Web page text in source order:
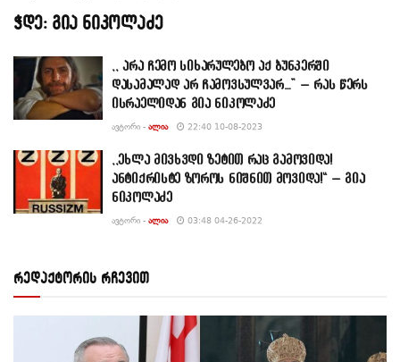
ჭდე: გია ნიკოლაძე
,, არა ჩემო სიხარულებო აქ ბუნკერში
დასამალად არ ჩამოვსულვარ…” – რას წერს
ისრაელიდან გია ნიკოლაძე
ᲐᲕᲢᲝᲠᲘ - ᲐᲚᲘᲐ 22:40 10-08-2023
,,ეხლა მივხვდი ზეტით რაც გამოვიდა!
ანტიქრისტე ზოროს ნიშნით მოვიდა!“ – გია
ნიკოლაძე
ᲐᲕᲢᲝᲠᲘ - ᲐᲚᲘᲐ 03:48 04-26-2022
რედაქტორის რჩევით